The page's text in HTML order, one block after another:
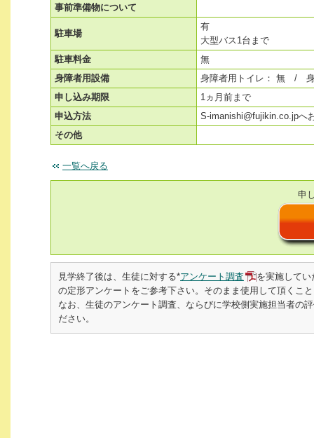
事前準備物について
駐車場
有
大型バス1台まで
駐車料金
無
身障者用設備
身障者用トイレ： 無 /
申し込み期限
1ヵ月前まで
申込方法
S-imanishi@fujikin.co.jpへ
その他
一覧へ戻る
申
見学終了後は、生徒に対する*アンケート調査
を実施して
の定形アンケートをご参考下さい。そのまま使用して頂くこ
なお、生徒のアンケート調査、ならびに学校側実施担当者の
ださい。